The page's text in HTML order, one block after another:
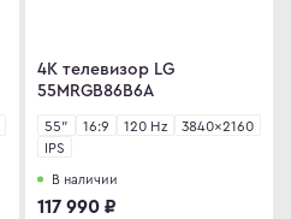
4K телевизор LG
55MRGB86B6A
55" 16:9 120 Hz
3840×2160
IPS
В наличии
117 990 ₽